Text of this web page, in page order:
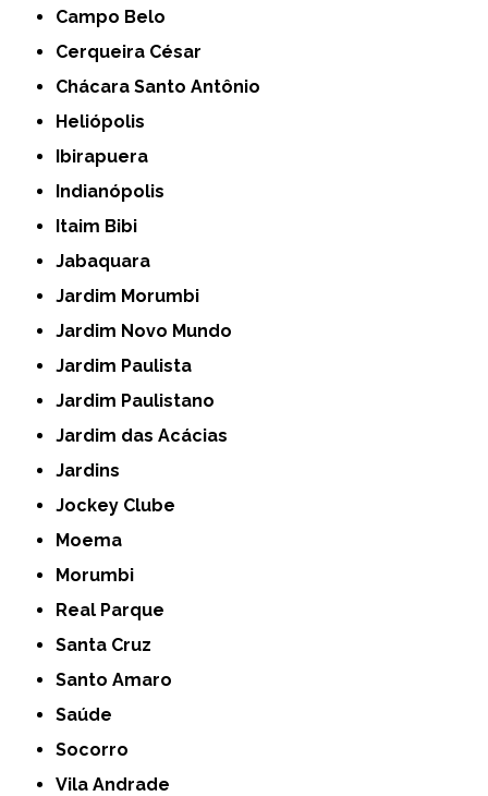
Campo Belo
Cerqueira César
Chácara Santo Antônio
Heliópolis
Ibirapuera
Indianópolis
Itaim Bibi
Jabaquara
Jardim Morumbi
Jardim Novo Mundo
Jardim Paulista
Jardim Paulistano
Jardim das Acácias
Jardins
Jockey Clube
Moema
Morumbi
Real Parque
Santa Cruz
Santo Amaro
Saúde
Socorro
Vila Andrade